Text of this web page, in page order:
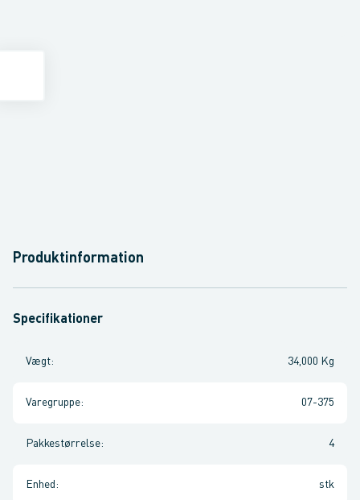
Produktinformation
Specifikationer
Vægt: 34,000 Kg
Varegruppe: 07-375
Pakkestørrelse: 4
Enhed : stk